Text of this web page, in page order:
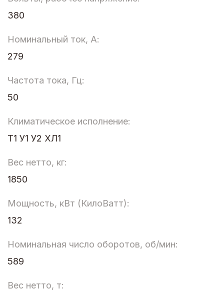
380
Номинальный ток, А:
279
Частота тока, Гц:
50
Климатическое исполнение:
Т1 У1 У2 ХЛ1
Вес нетто, кг:
1850
Мощность, кВт (КилоВатт):
132
Номинальная число оборотов, об/мин:
589
Вес нетто, т: